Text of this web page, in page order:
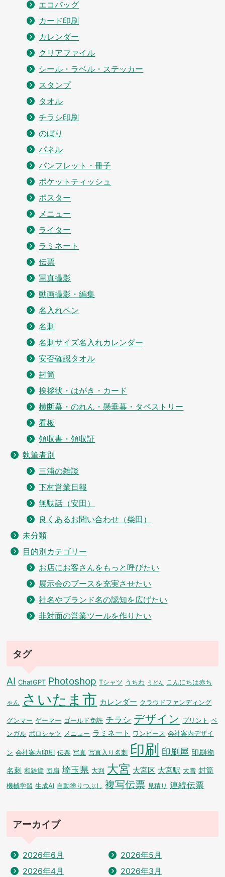
エコバッグ
カード印刷
カレンダー
クリアファイル
シール・ラベル・ステッカー
スタンプ
タオル
チラシ印刷
のぼり
パネル
パンフレット・冊子
ポケットティッシュ
ポスター
メニュー
ライター
ラミネート
伝票
写真撮影
動画撮影・編集
名入れペン
名刺
名刺サイズ名入れカレンダー
安否確認タオル
封筒
挨拶状・はがき・カード
横断幕・のれん・懸垂幕・タペストリー
看板
領収書・領収証
執筆者別
三浦の雑談
下村営業日報
無駄話（安田）
良くあるお問い合わせ（柴田）
未分類
目的別カテゴリー
お店にお客さんをもっと呼びたい
展示会のブースを充実させたい
社名やブランド名の認知を広げたい
非対面の営業ツールを作りたい
タグ
AI ChatGPT Photoshop Tシャツ うちわ うどん こんにちは赤ち
ゃん さいたま市 カレンダー クラウドファンディング
グンマー ゲーマー ゴールド免許 チラシ デザイン プリント ベ
ンガル ポロシャツ メニュー ラミネート ワンピース 会社案内デザイ
ン 会社案内印刷 伝票 写真 写真入り名刺 印刷 印刷屋 印刷物
名刺 和雑貨 団扇 埼玉県 大判 大宮 大宮区 大宮駅 大雪 封筒
機械学習 生成AI 自動塗りつぶし 複写伝票 見積り 連続伝票
アーカイブ
2026年6月
2026年5月
2026年4月
2026年3月